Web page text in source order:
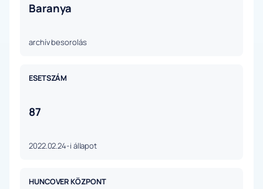
Baranya
archív besorolás
ESETSZÁM
87
2022.02.24-i állapot
HUNCOVER KÖZPONT